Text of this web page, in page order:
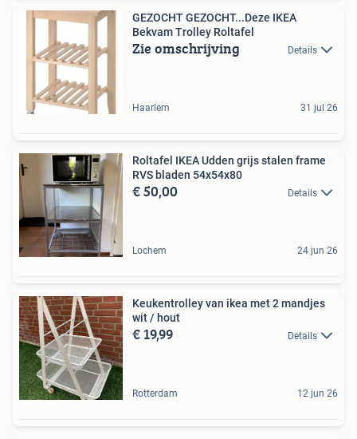
GEZOCHT GEZOCHT...Deze IKEA
Bekvam Trolley Roltafel
Zie omschrijving Details
Haarlem 31 jul 26
Roltafel IKEA Udden grijs stalen frame
RVS bladen 54x54x80
€ 50,00 Details
Lochem 24 jun 26
Keukentrolley van ikea met 2 mandjes
wit / hout
€ 19,99 Details
Rotterdam 12 jun 26